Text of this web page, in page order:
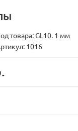
товара:GL10. 1 мм
1016